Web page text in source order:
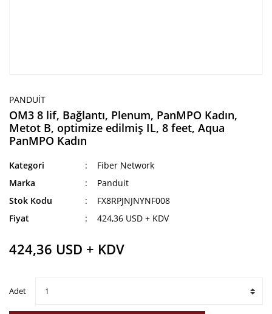
PANDUIT
OM3 8 lif, Bağlantı, Plenum, PanMPO Kadın,
Metot B, optimize edilmiş IL, 8 feet, Aqua
PanMPO Kadın
Kategori
Fiber Network
Marka
Panduit
Stok Kodu
FX8RPJNJNYNF008
Fiyat
424,36 USD + KDV
424,36 USD + KDV
Adet